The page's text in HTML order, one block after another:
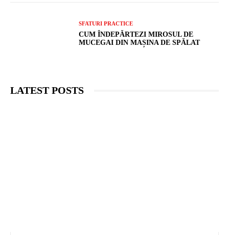
SFATURI PRACTICE
CUM ÎNDEPĂRTEZI MIROSUL DE
MUCEGAI DIN MAȘINA DE SPĂLAT
LATEST POSTS